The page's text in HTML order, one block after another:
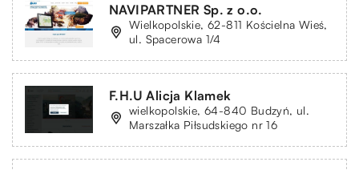
NAVIPARTNER Sp. z o.o.
Wielkopolskie, 62-811 Kościelna Wieś,
ul. Spacerowa 1/4
F.H.U Alicja Klamek
wielkopolskie, 64-840 Budzyń, ul.
Marszałka Piłsudskiego nr 16